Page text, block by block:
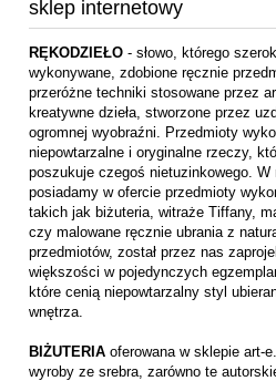
sklep internetowy
RĘKODZIEŁO - słowo, którego
wykonywane, zdobione ręcznie
przeróżne techniki stosowane przez
kreatywne dzieła, stworzone przez
ogromnej wyobraźni. Przedmioty
niepowtarzalne i oryginalne rzeczy,
poszukuje czegoś nietuzinkowego.
posiadamy w ofercie przedmioty
takich jak biżuteria, witraże Tiffany,
czy malowane ręcznie ubrania z
przedmiotów, został przez nas
większości w pojedynczych
które cenią niepowtarzalny styl
wnętrza.
BIŻUTERIA oferowana w sklepie art-
wyroby ze srebra, zarówno te